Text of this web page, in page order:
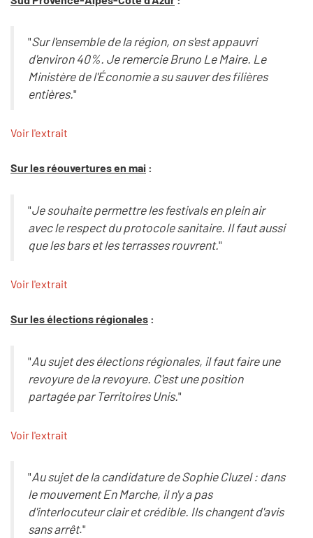
"Sur l'ensemble de la région, on s'est appauvri
d'environ 40%. Je remercie Bruno Le Maire. Le
Ministère de l'Économie a su sauver des filières
entières."
Voir l'extrait
Sur les réouvertures en mai :
"Je souhaite permettre les festivals en plein air
avec le respect du protocole sanitaire. Il faut aussi
que les bars et les terrasses rouvrent."
Voir l'extrait
Sur les élections régionales :
"Au sujet des élections régionales, il faut faire une
revoyure de la revoyure. C'est une position
partagée par Territoires Unis."
Voir l'extrait
"Au sujet de la candidature de Sophie Cluzel : dans
le mouvement En Marche, il n'y a pas
d'interlocuteur clair et crédible. Ils changent d'avis
sans arrêt."